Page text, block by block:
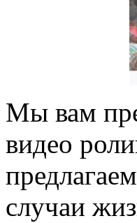
Мы вам
видео
случаи